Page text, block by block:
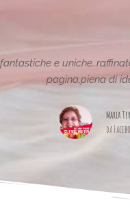
per la vostra